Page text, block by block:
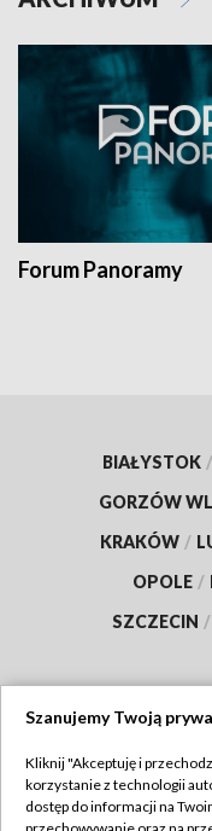
Forum Panoramy
BIAŁYSTOK /
GORZÓW
KRAKÓW /
OPOLE /
SZCZECIN /
Szanujemy Twoją
Kliknij "Akceptuję i
korzystanie z technologii
dostęp do informacji na